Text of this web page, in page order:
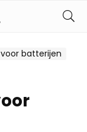
batterijen